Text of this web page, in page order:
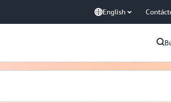
English